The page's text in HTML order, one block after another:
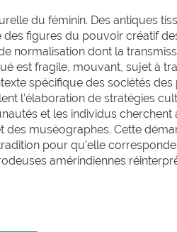
du féminin. Des antiques
des figures du pouvoir créatif
normalisation dont la
est fragile, mouvant, sujet à
spécifique des sociétés des
l’élaboration de stratégies
et les individus cherchent
des muséographes. Cette
pour qu’elle
amérindiennes